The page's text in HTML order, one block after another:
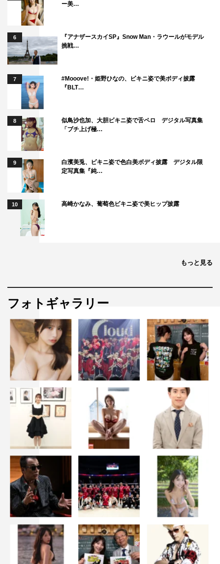
ー美…
6
『アナザースカイSP』Snow Man・ラウールがモデル
挑戦…
7
#Mooove!・姫野ひなの、ビキニ姿で美ボディ披露
『BLT…
8
似鳥沙也加、大胆ビキニ姿で舌ペロ デジタル写真集
「ブチ上げ極…
9
白濱美兎、ビキニ姿で色白美ボディ披露 デジタル限
定写真集『純…
10 高崎かなみ、葡萄色ビキニ姿で美ヒップ披露
もっと見る
フォトギャラリー